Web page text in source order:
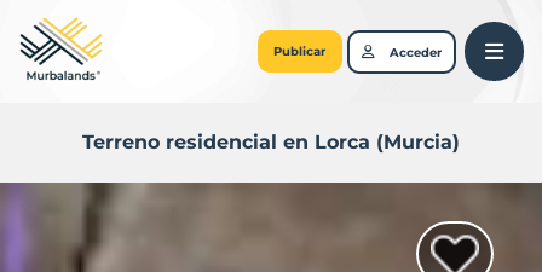
Publicar Acceder
Terreno residencial en Lorca (Murcia)